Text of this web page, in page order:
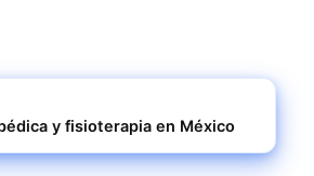
y fisioterapia en México